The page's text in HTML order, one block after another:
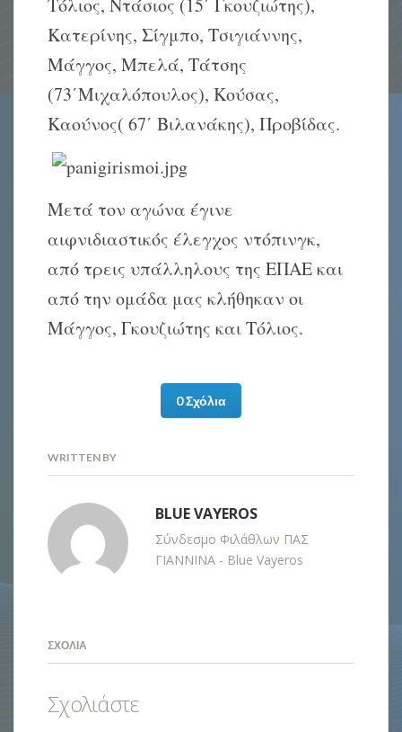
Τόλιος, Ντάσιος (15΄ Γκουζιώτης),
Κατερίνης, Σίγμπο, Τσιγιάννης,
Μάγγος, Μπελά, Τάτσης
(73΄Μιχαλόπουλος), Κούσας,
Καούνος( 67΄ Βιλανάκης), Προβίδας.
Μετά τον αγώνα έγινε
αιφνιδιαστικός έλεγχος ντόπινγκ,
από τρεις υπάλληλους της ΕΠΑΕ και
από την ομάδα μας κλήθηκαν οι
Μάγγος, Γκουζιώτης και Τόλιος.
0 Σχόλια
WRITTEN BY
BLUE VAYEROS
Σύνδεσμο Φιλάθλων ΠΑΣ
ΓΙΑΝΝΙΝΑ - Blue Vayeros
ΣΧΌΛΙΑ
Σχολιάστε